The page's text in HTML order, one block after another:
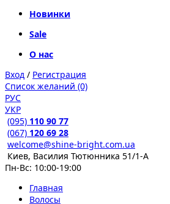
Новинки
Sale
О нас
Вход / Регистрация
Список желаний (0)
РУС
УКР
(095) 110 90 77
(067) 120 69 28
welcome@shine-bright.com.ua
Киев, Василия Тютюнника 51/1-А
Пн-Вс: 10:00-19:00
Главная
Волосы